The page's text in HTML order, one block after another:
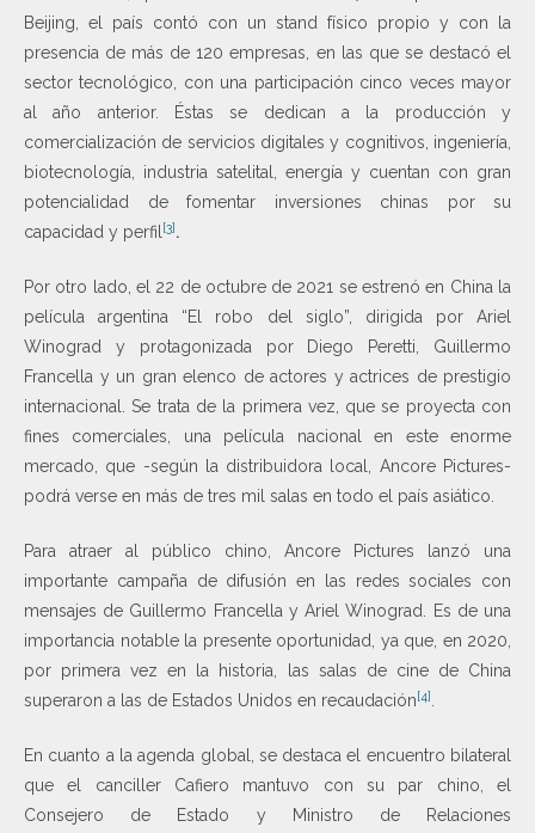
Beijing, el país contó con un stand físico propio y con la
presencia de más de 120 empresas, en las que se destacó el
sector tecnológico, con una participación cinco veces mayor
al año anterior. Éstas se dedican a la producción y
comercialización de servicios digitales y cognitivos, ingeniería,
biotecnología, industria satelital, energía y cuentan con gran
potencialidad de fomentar inversiones chinas por su
capacidad y perfil [3].
Por otro lado, el 22 de octubre de 2021 se estrenó en China la
película argentina “El robo del siglo”, dirigida por Ariel
Winograd y protagonizada por Diego Peretti, Guillermo
Francella y un gran elenco de actores y actrices de prestigio
internacional. Se trata de la primera vez, que se proyecta con
fines comerciales, una película nacional en este enorme
mercado, que -según la distribuidora local, Ancore Pictures-
podrá verse en más de tres mil salas en todo el país asiático.
Para atraer al público chino, Ancore Pictures lanzó una
importante campaña de difusión en las redes sociales con
mensajes de Guillermo Francella y Ariel Winograd. Es de una
importancia notable la presente oportunidad, ya que, en 2020,
por primera vez en la historia, las salas de cine de China
superaron a las de Estados Unidos en recaudación[4]
En cuanto a la agenda global, se destaca el encuentro bilateral
que el canciller Cafiero mantuvo con su par chino, el
Consejero de Estado y Ministro de Relaciones